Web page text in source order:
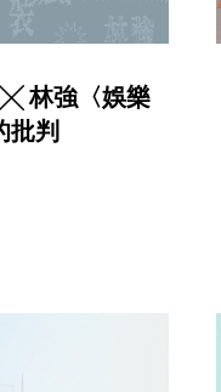
林強〈娛樂
批判